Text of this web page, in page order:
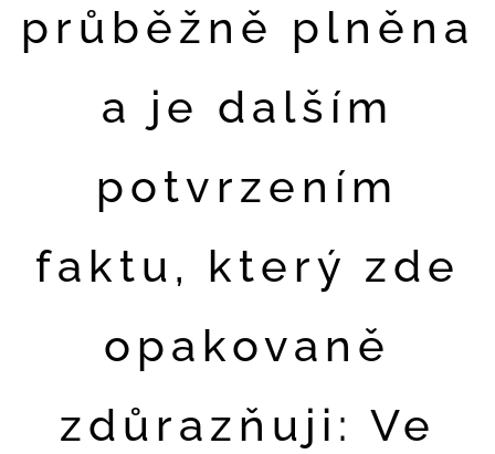
průběžně plněna
a je dalším
potvrzením
faktu, který zde
opakovaně
zdůrazňuji: Ve